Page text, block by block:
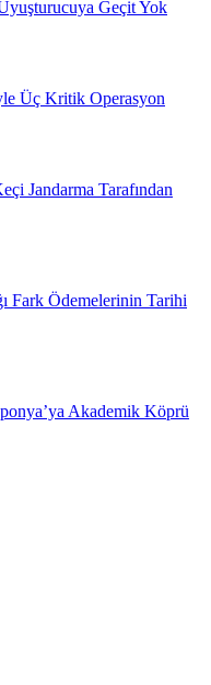
Geçit Yok
Üç Kritik Operasyon
Jandarma Tarafından
Fark Ödemelerinin Tarihi
Akademik Köprü